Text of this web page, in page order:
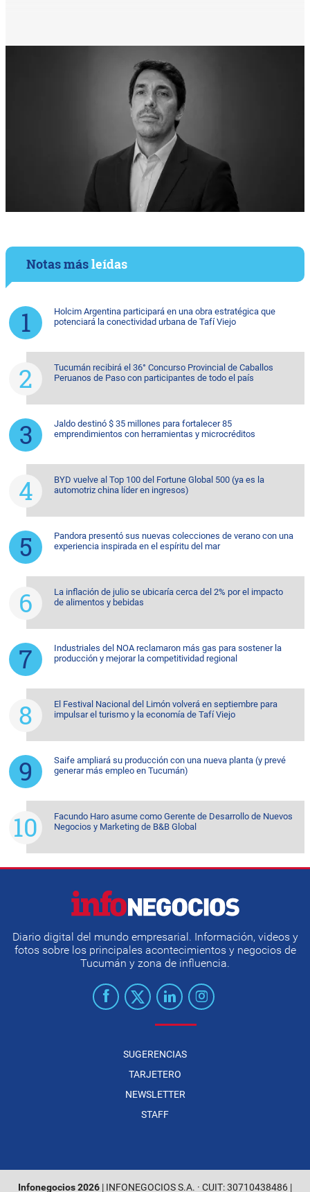
Notas másleídas
Holcim Argentina participará en una obra estratégica que
potenciará la conectividad urbana de Tafí Viejo
Tucumán recibirá el 36° Concurso Provincial de Caballos
Peruanos de Paso con participantes de todo el país
Jaldo destinó $ 35 millones para fortalecer 85
emprendimientos con herramientas y microcréditos
BYD vuelve al Top 100 del Fortune Global 500 (ya es la
automotriz china líder en ingresos)
Pandora presentó sus nuevas colecciones de verano con una
experiencia inspirada en el espíritu del mar
La inflación de julio se ubicaría cerca del 2% por el impacto
de alimentos y bebidas
Industriales del NOA reclamaron más gas para sostener la
producción y mejorar la competitividad regional
El Festival Nacional del Limón volverá en septiembre para
impulsar el turismo y la economía de Tafí Viejo
Saife ampliará su producción con una nueva planta (y prevé
generar más empleo en Tucumán)
Facundo Haro asume como Gerente de Desarrollo de Nuevos
Negocios y Marketing de B&B Global
Diario digital del mundo empresarial. Información, videos y
fotos sobre los principales acontecimientos y negocios de
Tucumán y zona de influencia.
SUGERENCIAS
TARJETERO
NEWSLETTER
STAFF
Infonegocios 2026 | INFONEGOCIOS S.A. · CUIT: 30710438486 |